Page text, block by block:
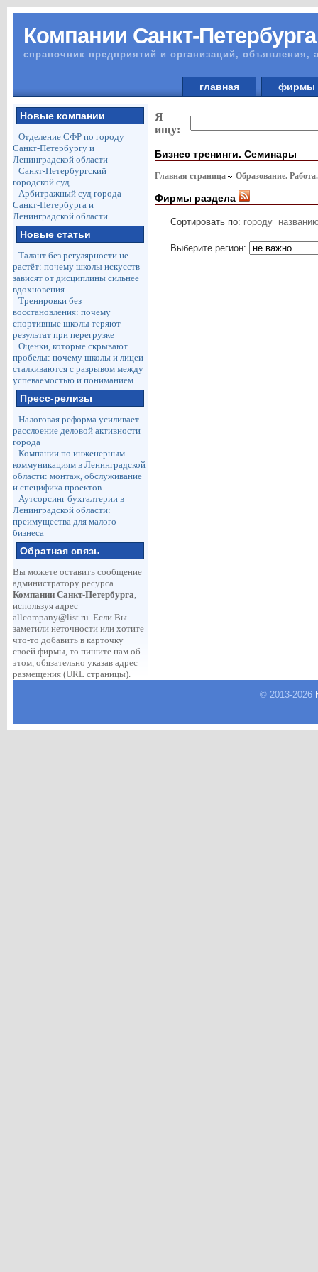
Компании Санкт-Петербурга
справочник предприятий и организаций, объявления,
главная
Новые компании
Отделение СФР по городу
Санкт-Петербургу и
Ленинградской области
Санкт-Петербургский
городской суд
Арбитражный суд города
Санкт-Петербурга и
Ленинградской области
Новые статьи
Талант без регулярности не
растёт: почему школы искусств
зависят от дисциплины сильнее
вдохновения
Тренировки без
восстановления: почему
спортивные школы теряют
результат при перегрузке
Оценки, которые скрывают
пробелы: почему школы и лицеи
сталкиваются с разрывом между
успеваемостью и пониманием
Пресс-релизы
Налоговая реформа усиливает
расслоение деловой активности
города
Компании по инженерным
коммуникациям в Ленинградской
области: монтаж, обслуживание
и специфика проектов
Аутсорсинг бухгалтерии в
Ленинградской области:
преимущества для малого
бизнеса
Обратная связь
Вы можете оставить сообщение
администратору ресурса
Компании Санкт-Петербурга,
используя адрес
allcompany@list.ru. Если Вы
заметили неточности или хотите
что-то добавить в карточку
своей фирмы, то пишите нам об
этом, обязательно указав адрес
размещения (URL страницы).
Я
ищу:
Бизнес тренинги. Семинары
Главная страница Образование.
Фирмы раздела
Сортировать по: городу
Выберите регион:
© 2013-2026